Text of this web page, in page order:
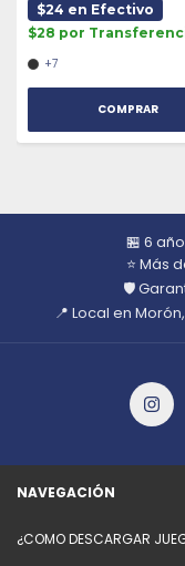
$24 en Efectivo
$28 por
+7
COMPRAR
🏪 6
⭐ Más
🛡️
📍 Local en
NAVEGACIÓN
¿COMO DESCARGAR